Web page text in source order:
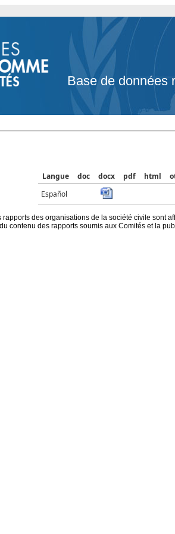
Base de données
Langue doc docx pdf html
Español
rapports des organisations de la société civile sont
contenu des rapports soumis aux Comités et la